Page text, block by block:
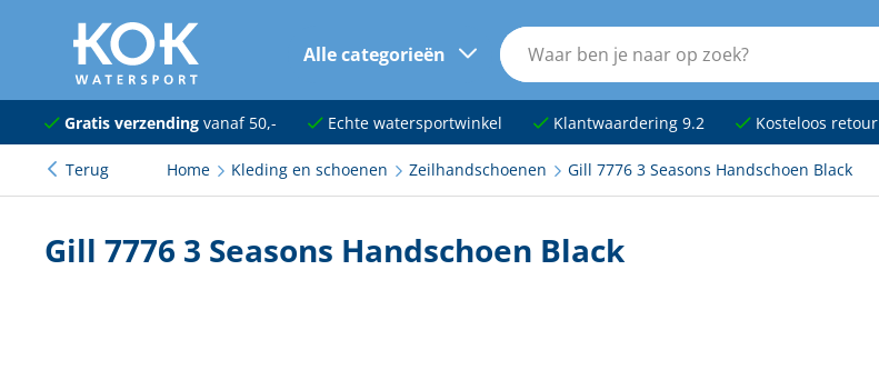
naar hoofdinhoud
Alle categorieën
Navigatie
Dekuitrusting
Gratis verzendingvanaf 50,- Echte watersportwinkel Klantwaardering 9.2 Kosteloos retour
Terug Home Kleding en schoenen Zeilhandschoenen Gill 7776 3 Seasons Handschoen Black
Gill 7776 3 Seasons Handschoen Black